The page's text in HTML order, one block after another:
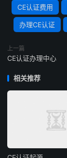
CE认证费用
办理CE认证
上一篇
CE认证办理中心
相关推荐